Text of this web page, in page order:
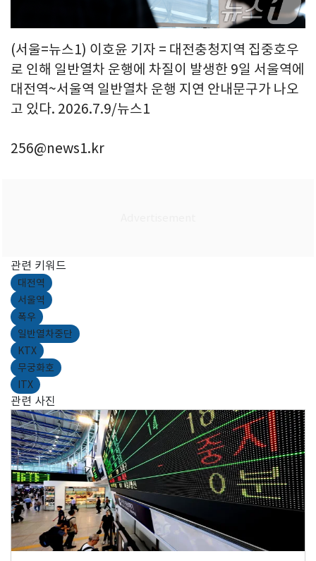
(서울=뉴스1) 이호윤 기자 = 대전충청지역 집중호우
로 인해 일반열차 운행에 차질이 발생한 9일 서울역에
대전역~서울역 일반열차 운행 지연 안내문구가 나오
고 있다. 2026.7.9/뉴스1
256@news1.kr
관련 키워드
대전역
서울역
폭우
일반열차중단
KTX
무궁화호
ITX
관련 사진